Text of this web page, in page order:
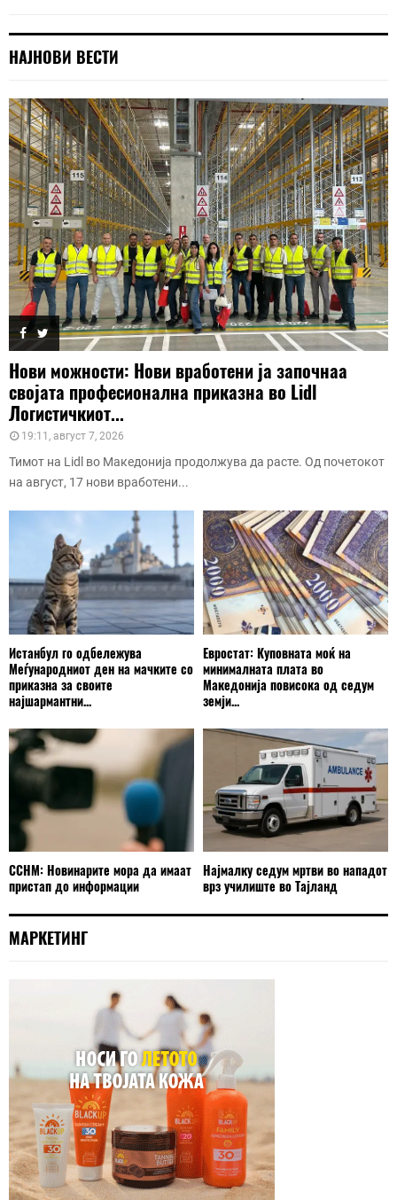
НАЈНОВИ ВЕСТИ
Нови можности: Нови вработени ја започнаа
својата професионална приказна во Lidl
Логистичкиот...
19:11, август 7, 2026
Тимот на Lidl во Македонија продолжува да расте. Од почетокот
на август, 17 нови вработени...
Истанбул го одбележува
Меѓународниот ден на мачките со
приказна за своите
најшармантни...
Евростат: Куповната моќ на
минималната плата во
Македонија повисока од седум
земји...
ССНМ: Новинарите мора да имаат
пристап до информации
Најмалку седум мртви во нападот
врз училиште во Тајланд
МАРКЕТИНГ